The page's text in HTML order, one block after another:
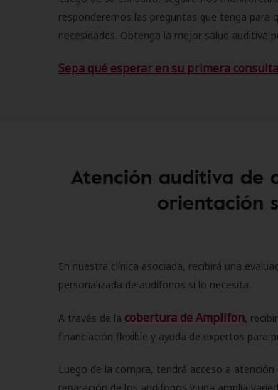
responderemos las preguntas que tenga para
necesidades. Obtenga la mejor salud auditiva
Sepa qué esperar en su primera
Atención auditiva de
orientación
En nuestra clínica asociada, recibirá una
personalizada de audífonos si lo necesita.
A través de la cobertura de Amplifon,
financiación flexible y ayuda de expertos para
Luego de la compra, tendrá acceso a